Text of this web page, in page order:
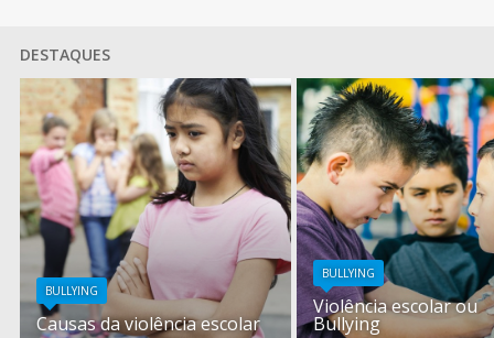
DESTAQUES
BULLYING
Causas da violência escolar
BULLYING
Violência escolar ou
Bullying